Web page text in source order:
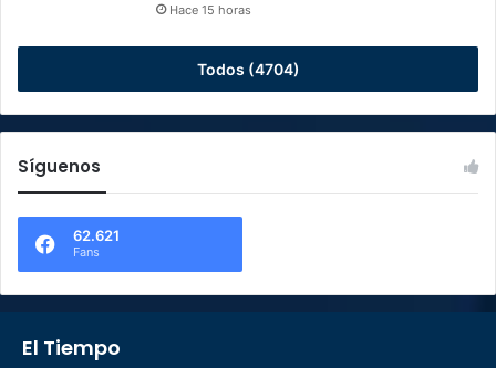
Hace 15 horas
Todos (4704)
Síguenos
62.621
Fans
El Tiempo